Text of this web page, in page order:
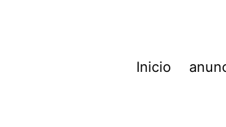
Inicio